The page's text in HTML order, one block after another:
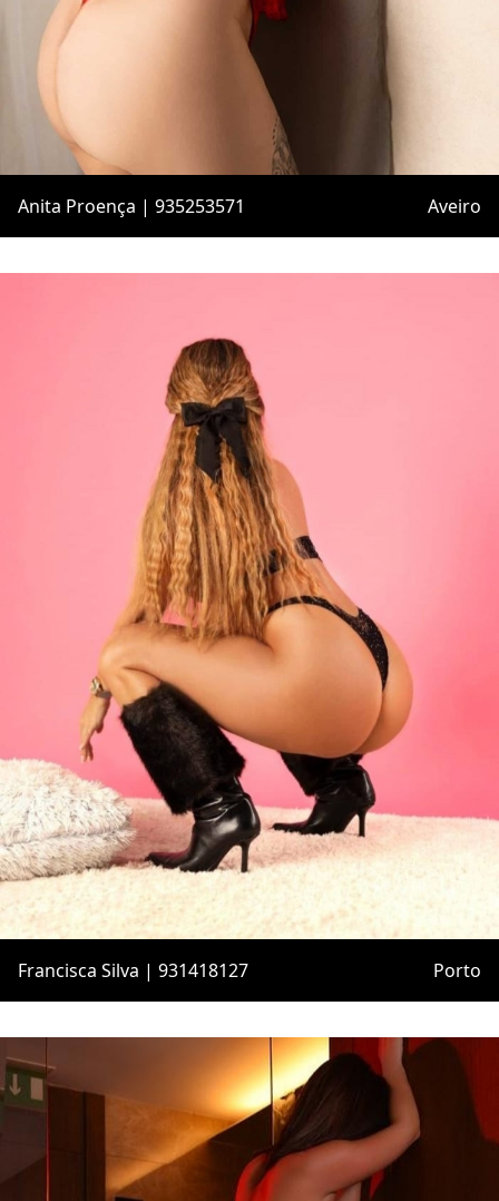
Anita Proença | 935253571 Aveiro
Francisca Silva | 931418127 Porto